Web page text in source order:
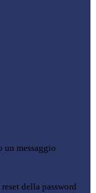
un messaggio
della password